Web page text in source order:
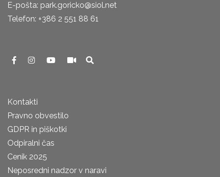
E-pošta: park.goricko@siol.net
Telefon: +386 2 551 88 61
Kontakti
Pravno obvestilo
GDPR in piškotki
Odpiralni čas
Cenik 2025
Neposredni nadzor v naravi